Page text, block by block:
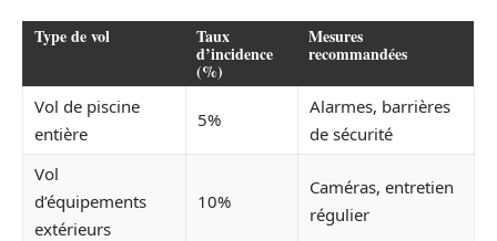
Type de vol Taux
d’incidence
(%)
Mesures
recommandées
Vol de piscine
entière
5%
Alarmes, barrières
de sécurité
Vol
d’équipements
extérieurs
10%
Caméras, entretien
régulier